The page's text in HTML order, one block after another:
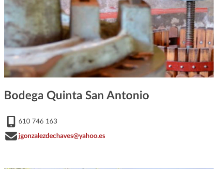
Bodega Quinta San Antonio
610 746 163
jgonzalezdechaves@yahoo.es